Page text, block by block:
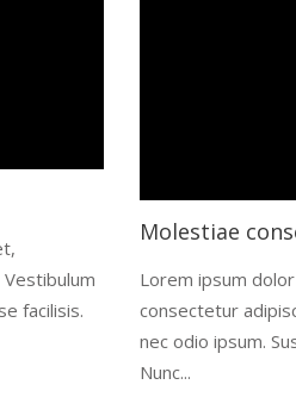
facilisis.
Molestiae
Lorem ipsum
consectetur
nec odio ipsum.
Nunc...